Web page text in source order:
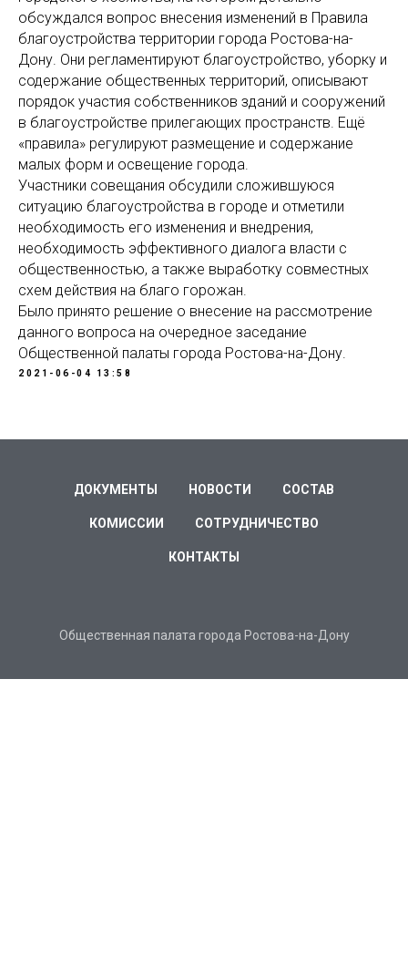
обсуждался вопрос внесения изменений в Правила
благоустройства территории города Ростова-на-
Дону. Они регламентируют благоустройство, уборку и
содержание общественных территорий, описывают
порядок участия собственников зданий и сооружений
в благоустройстве прилегающих пространств. Ещё
«правила» регулируют размещение и содержание
малых форм и освещение города.
Участники совещания обсудили сложившуюся
ситуацию благоустройства в городе и отметили
необходимость его изменения и внедрения,
необходимость эффективного диалога власти с
общественностью, а также выработку совместных
схем действия на благо горожан.
Было принято решение о внесение на рассмотрение
данного вопроса на очередное заседание
Общественной палаты города Ростова-на-Дону.
2021-06-04 13:58
ДОКУМЕНТЫ НОВОСТИ СОСТАВ
КОМИССИИ СОТРУДНИЧЕСТВО
КОНТАКТЫ
Общественная палата города Ростова-на-Дону